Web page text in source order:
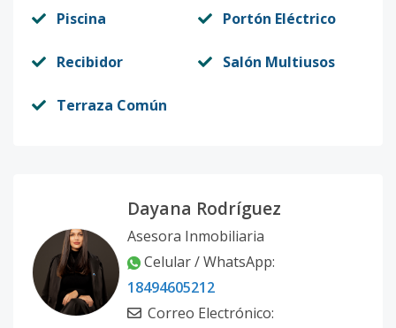
Piscina Portón Eléctrico
Recibidor Salón Multiusos
Terraza Común
Dayana Rodríguez
Asesora Inmobiliaria
Celular / WhatsApp:
18494605212
Correo Electrónico: